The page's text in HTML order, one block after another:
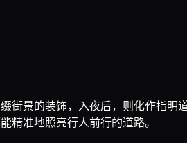
街景的装饰，入夜后，则化作指
精准地照亮行人前行的道路。